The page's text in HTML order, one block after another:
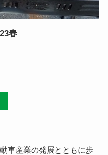
春
車産業の発展とともに歩